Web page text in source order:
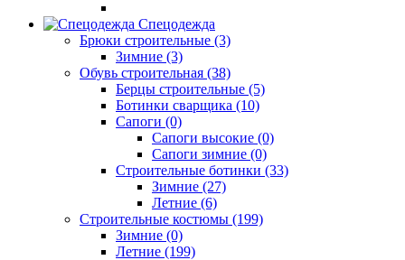
Спецодежда
Брюки строительные (3)
Зимние (3)
Обувь строительная (38)
Берцы строительные (5)
Ботинки сварщика (10)
Сапоги (0)
Сапоги высокие (0)
Сапоги зимние (0)
Строительные ботинки (33)
Зимние (27)
Летние (6)
Строительные костюмы (199)
Зимние (0)
Летние (199)